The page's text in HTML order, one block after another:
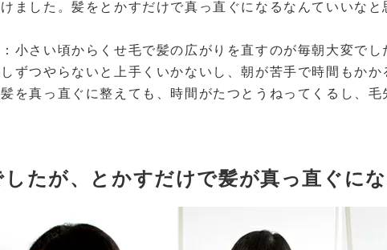
ました。髪をとかすだけで真っ直ぐになるなんていいなと
小さい頃からくせ毛で髪の広がりを直すのが毎朝大変で
ずつやらないと上手くいかないし、朝が苦手で時間もか
を真っ直ぐに整えても、時間がたつとうねってくるし、
したが、とかすだけで髪が真っ直ぐに